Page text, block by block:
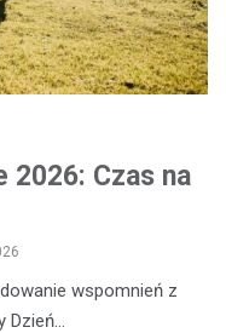
2026: Czas na
wspomnień z
Dzień…